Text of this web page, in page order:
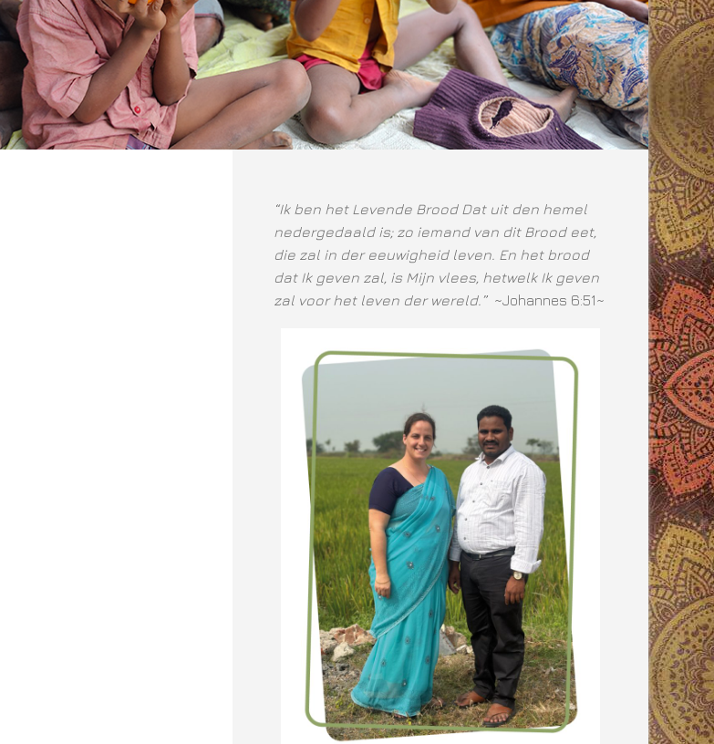
“Ik ben het Levende Brood Dat uit den hemel
nedergedaald is; zo iemand van dit Brood eet,
die zal in der eeuwigheid leven. En het brood
dat Ik geven zal, is Mijn vlees, hetwelk Ik geven
zal voor het leven der wereld.” ~Johannes 6:51~